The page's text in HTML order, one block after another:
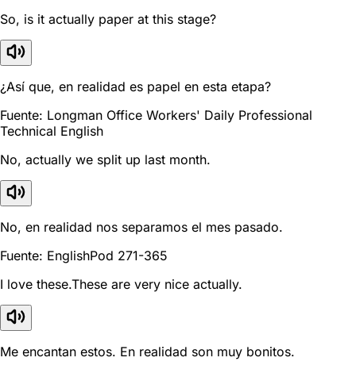
So, is it actually paper at this stage?
¿Así que, en realidad es papel en esta etapa?
Fuente: Longman Office Workers' Daily Professional
Technical English
No, actually we split up last month.
No, en realidad nos separamos el mes pasado.
Fuente: EnglishPod 271-365
I love these.These are very nice actually.
Me encantan estos. En realidad son muy bonitos.